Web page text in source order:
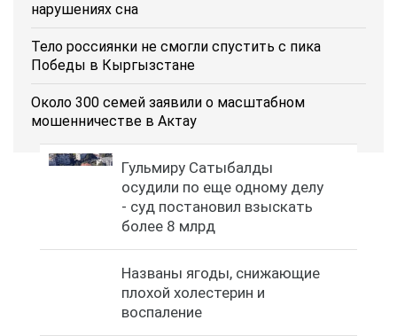
нарушениях сна
Тело россиянки не смогли спустить с пика
Победы в Кыргызстане
Около 300 семей заявили о масштабном
мошенничестве в Актау
Гульмиру Сатыбалды
осудили по еще одному делу
- суд постановил взыскать
более 8 млрд
Названы ягоды, снижающие
плохой холестерин и
воспаление